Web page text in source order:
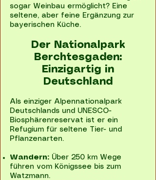
sogar Weinbau ermöglicht? Eine
seltene, aber feine Ergänzung zur
bayerischen Küche.
Der Nationalpark
Berchtesgaden:
Einzigartig in
Deutschland
Als einziger Alpennationalpark
Deutschlands und UNESCO-
Biosphärenreservat ist er ein
Refugium für seltene Tier- und
Pflanzenarten.
Wandern: Über 250 km Wege
führen vom Königssee bis zum
Watzmann.